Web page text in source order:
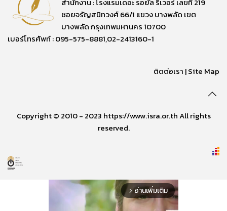
ซอยจรัญสนิทวงศ์ 66/1 แขวง บางพลัด เขต
บางพลัด กรุงเทพมหานคร 10700
เบอร์โทรศัพท์ : 095-575-8881,02-2413160-1
ติดต่อเรา |Site Map
Copyright © 2010 - 2023 https://www.isra.or.th All rights
reserved.
arrow_forward_ios อ่านเพิ่มเติม